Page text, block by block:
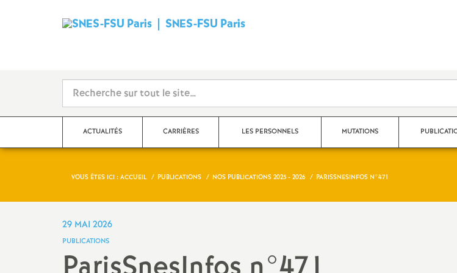
SNES-FSU Paris
ACTUALITÉS
actions
Collège
CARRIÈRES
Hors-Classe
LES PERSONNELS MUTATIONS
VOUS ÊTES ICI : ACCUEIL PUBLICATIONS NOS PUBLICATIONS 2025 - 2026 PARISSNESINFOS N°471
29 MAI 2026
PUBLICATIONS